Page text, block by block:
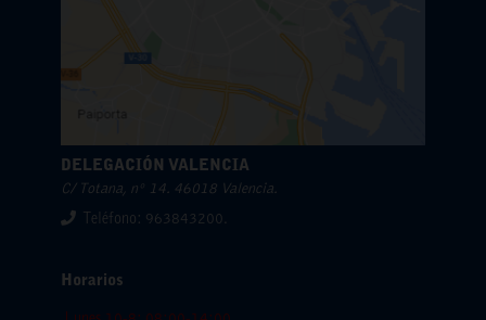
DELEGACIÓN VALENCIA
C/ Totana, nº 14. 46018 Valencia.
Teléfono: 963843200.
Horarios